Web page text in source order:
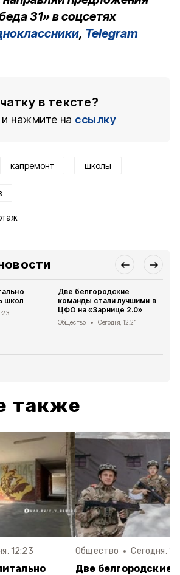
31» в соцсетях
, Telegram
в тексте?
нажмите на ссылку
капремонт школы
школ
Две белгородские
команды стали лучшими в
ЦФО на «Зарнице 2.0»
Общество Сегодня, 12:21
также
12:23 Общество Сегодня,
Две белгородские